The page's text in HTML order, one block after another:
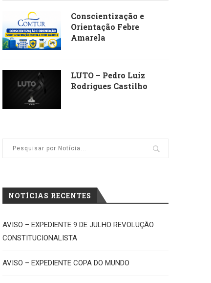
Conscientização e
Orientação Febre
Amarela
LUTO – Pedro Luiz
Rodrigues Castilho
NOTÍCIAS RECENTES
AVISO – EXPEDIENTE 9 DE JULHO REVOLUÇÃO
CONSTITUCIONALISTA
AVISO – EXPEDIENTE COPA DO MUNDO